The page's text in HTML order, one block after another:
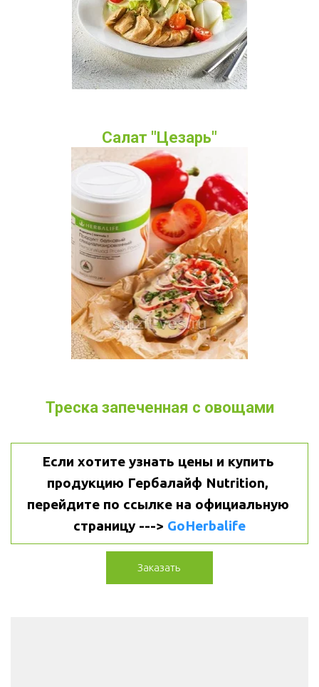
Салат "Цезарь"
Треска запеченная с овощами
Если хотите узнать цены и купить
продукцию Гербалайф Nutrition,
перейдите по ссылке на официальную
страницу ---> GoHerbalife
Заказать